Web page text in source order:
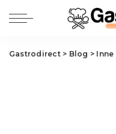
Gastrodirect> Blog > Inne